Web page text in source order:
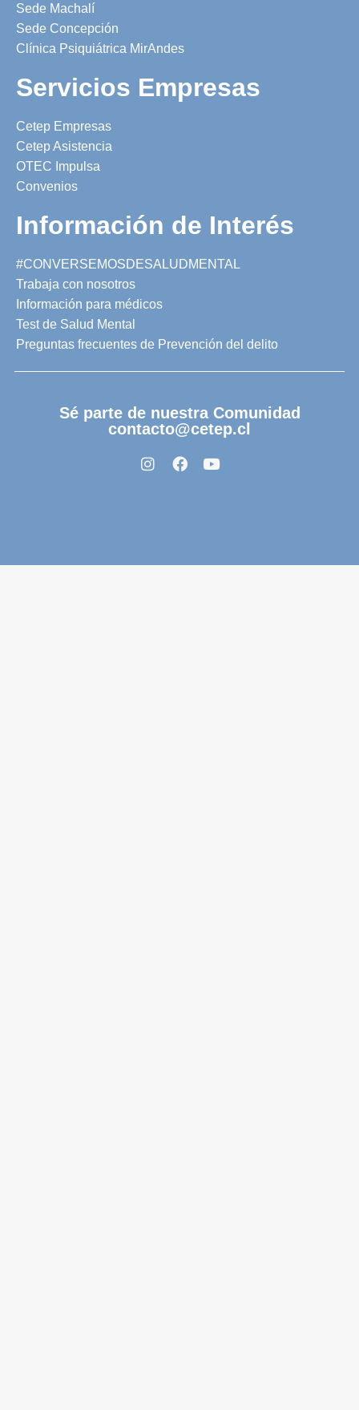
Sede Machalí
Sede Concepción
Clínica Psiquiátrica MirAndes
Servicios Empresas
Cetep Empresas
Cetep Asistencia
OTEC Impulsa
Convenios
Información de Interés
#CONVERSEMOSDESALUDMENTAL
Trabaja con nosotros
Información para médicos
Test de Salud Mental
Preguntas frecuentes de Prevención del delito
Sé parte de nuestra Comunidad
contacto@cetep.cl